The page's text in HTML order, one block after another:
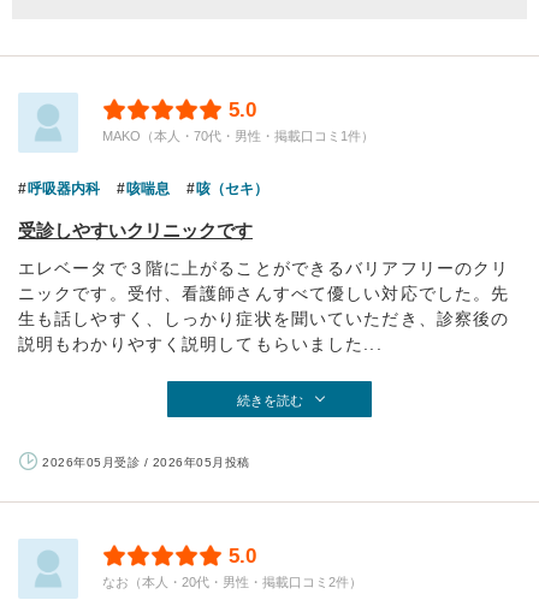
5.0
MAKO（本人・70代・男性・掲載口コミ1件）
呼吸器内科 咳喘息 咳（セキ）
受診しやすいクリニックです
エレベータで３階に上がることができるバリアフリーのクリ
ニックです。受付、看護師さんすべて優しい対応でした。先
生も話しやすく、しっかり症状を聞いていただき、診察後の
説明もわかりやすく説明してもらいました...
続きを読む
2026年05月受診 / 2026年05月投稿
5.0
なお（本人・20代・男性・掲載口コミ2件）